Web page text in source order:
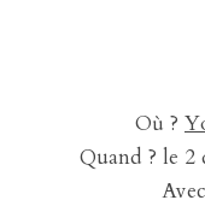
Où ?
Quand ? le 2